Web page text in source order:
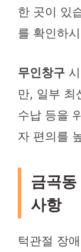
한 곳이 있
를 확인하
무인창구
만, 일부 최
수납 등을
자 편의를
금곡동
사항
턱관절 장